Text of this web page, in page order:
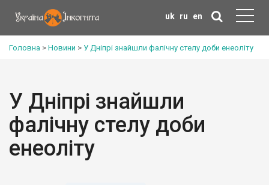
uk ru en
Головна > Новини > У Дніпрі знайшли фалічну стелу доби енеоліту
У Дніпрі знайшли
фалічну стелу доби
енеоліту